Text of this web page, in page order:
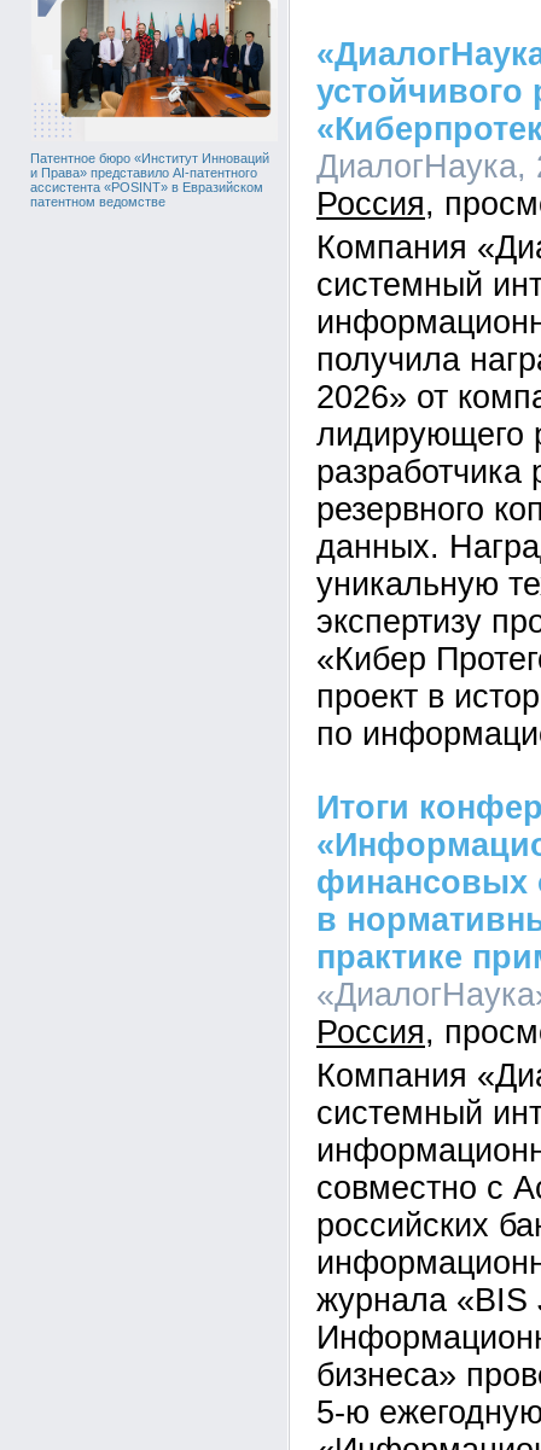
Патентное бюро «Институт Инноваций
и Права» представило AI-патентного
ассистента «POSINT» в Евразийском
патентном ведомстве
устойчивого
ДиалогНаука,
Россия
Компания
системный
получила
2026» от
лидирующего
резервного
данных.
уникальную
экспертизу
«Кибер
проект в
по
Итоги
финансовых
в
практике
Россия
Компания
системный
совместно с
российских
журнала «BIS
бизнеса»
5-ю